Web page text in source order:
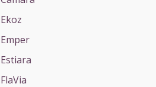
Ekoz
Emper
Estiara
FlaVia